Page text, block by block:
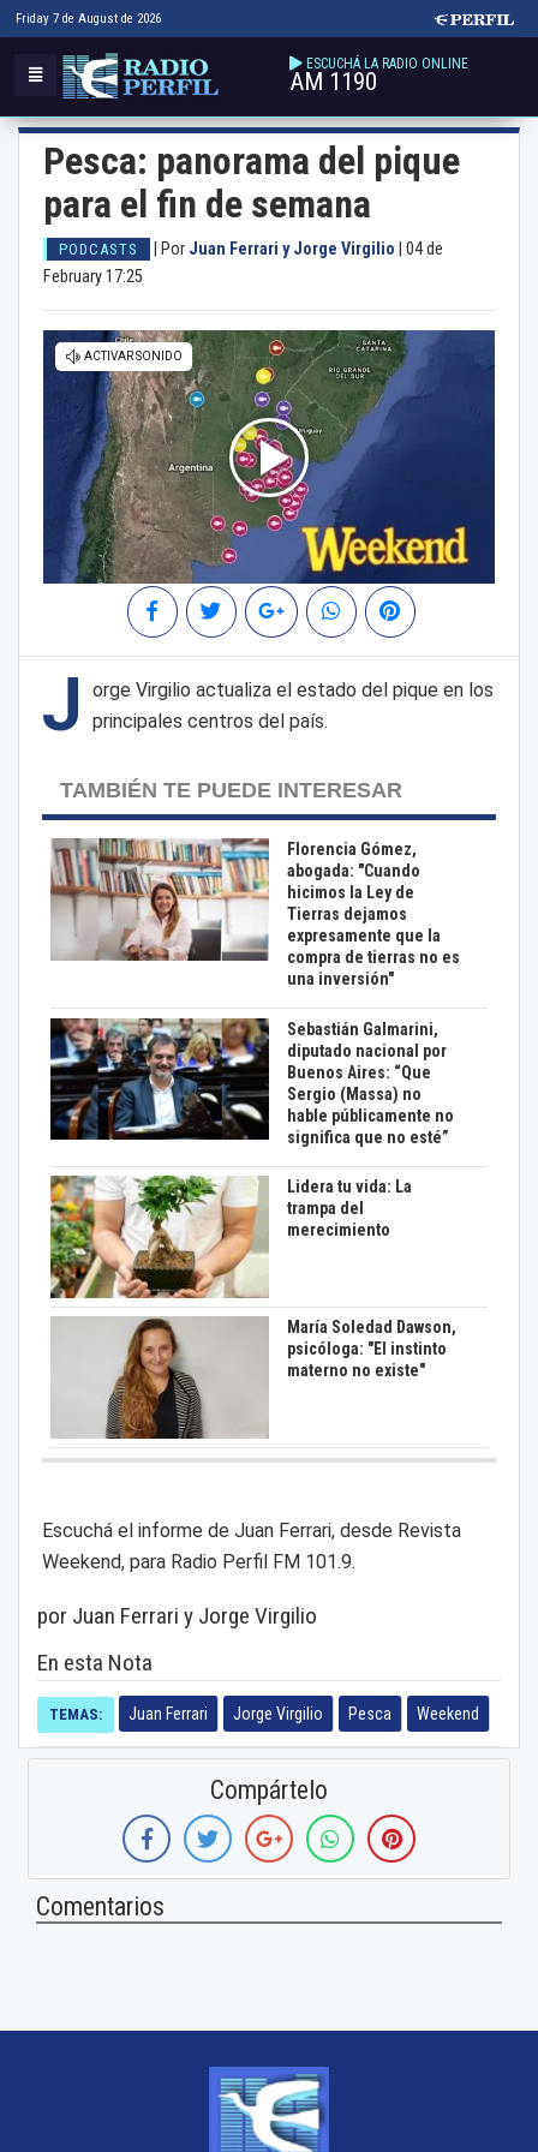
Friday 7 de August de 2026
ESCUCHÁ LA RADIO ONLINE
AM 1190
Pesca: panorama del pique
para el fin de semana
PODCASTS Por Juan Ferrari y Jorge Virgilio 04 de
February 17:25
J
orge Virgilio actualiza el estado del pique en los
principales centros del país.
TAMBIÉN TE PUEDE INTERESAR
Florencia Gómez,
abogada: "Cuando
hicimos la Ley de
Tierras dejamos
expresamente que la
compra de tierras no es
una inversión"
Sebastián Galmarini,
diputado nacional por
Buenos Aires: “Que
Sergio (Massa) no
hable públicamente no
significa que no esté”
Lidera tu vida: La
trampa del
merecimiento
María Soledad Dawson,
psicóloga: "El instinto
materno no existe"
Escuchá el informe de Juan Ferrari, desde Revista
Weekend, para Radio Perfil FM 101.9.
por Juan Ferrari y Jorge Virgilio
En esta Nota
TEMAS: Juan Ferrari Jorge Virgilio Pesca Weekend
Compártelo
Comentarios